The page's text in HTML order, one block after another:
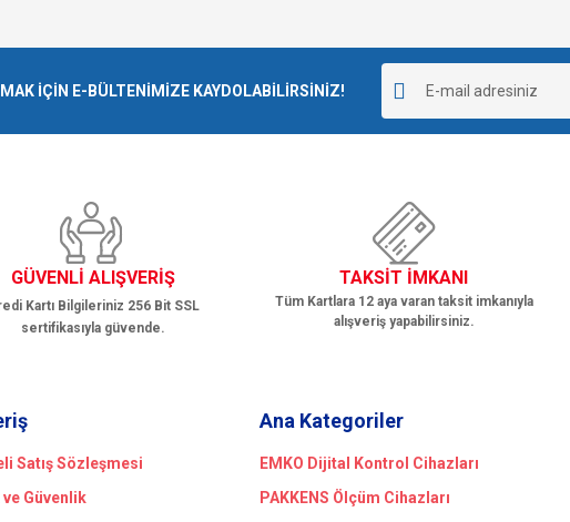
İÇİN E-BÜLTENİMİZE KAYDOLABİLİRSİNİZ!
GÜVENLİ ALIŞVERİŞ
Kartı Bilgileriniz 256 Bit SSL
sertifikasıyla güvende.
TAKSİT İMKANI
Tüm Kartlara 12 aya varan taksit imkanıyla
alışveriş yapabilirsiniz.
Satış Sözleşmesi
Güvenlik
Ana Kategoriler
EMKO Dijital Kontrol Cihazları
PAKKENS Ölçüm Cihazları